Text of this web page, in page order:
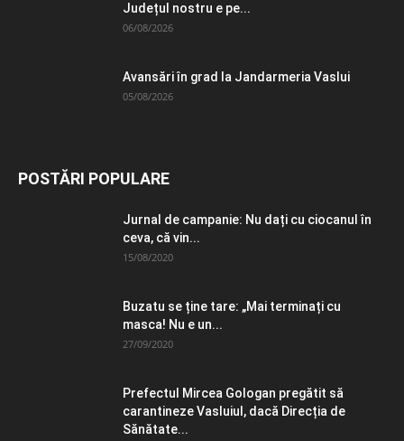
Județul nostru e pe...
06/08/2026
Avansări în grad la Jandarmeria Vaslui
05/08/2026
POSTĂRI POPULARE
Jurnal de campanie: Nu dați cu ciocanul în
ceva, că vin...
15/08/2020
Buzatu se ține tare: „Mai terminați cu
masca! Nu e un...
27/09/2020
Prefectul Mircea Gologan pregătit să
carantineze Vasluiul, dacă Direcția de
Sănătate...